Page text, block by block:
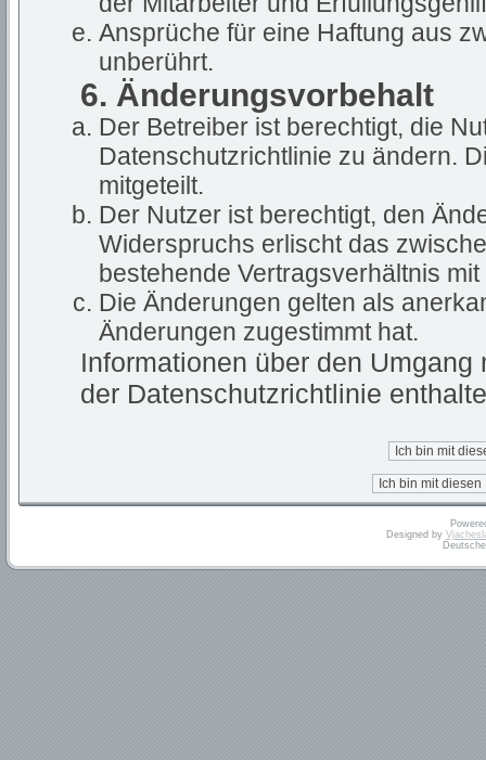
Ansprüche für eine Haftung aus
unberührt.
6. Änderungsvorbehalt
Der Betreiber ist berechtigt, die
Datenschutzrichtlinie zu ändern.
mitgeteilt.
Der Nutzer ist berechtigt, den
Widerspruchs erlischt das
bestehende Vertragsverhältnis
Die Änderungen gelten als
Änderungen zugestimmt hat.
Informationen über den
der Datenschutzrichtlinie
Designed by